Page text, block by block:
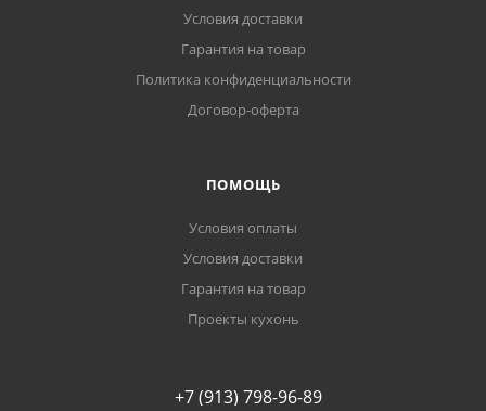
Условия доставки
Гарантия на товар
Политика конфиденциальности
Договор-оферта
ПОМОЩЬ
Условия оплаты
Условия доставки
Гарантия на товар
Проекты кухонь
+7 (913) 798-96-89